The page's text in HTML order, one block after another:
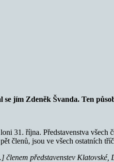
jím Zdeněk Švanda. Ten
31. října. Představenstva
pět členů, jsou ve všech ostatních
členem představenstev Klatovské,